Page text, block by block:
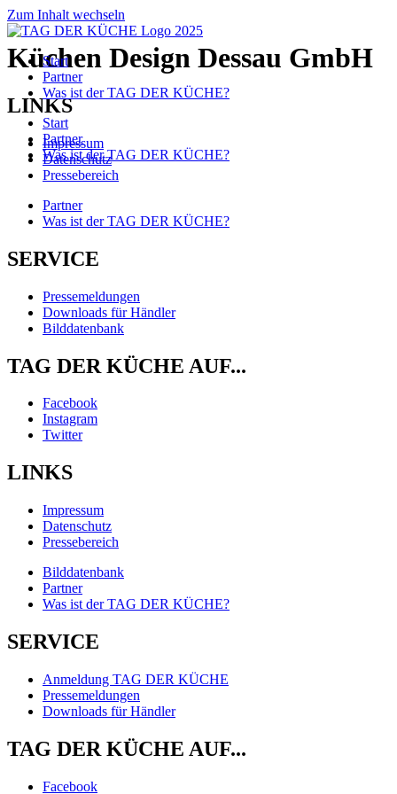
Zum Inhalt wechseln
Start
Partner
Was ist der TAG DER KÜCHE?
Start
Partner
Was ist der TAG DER KÜCHE?
Küchen Design Dessau GmbH
LINKS
Impressum
Datenschutz
Pressebereich
Partner
Was ist der TAG DER KÜCHE?
SERVICE
Pressemeldungen
Downloads für Händler
Bilddatenbank
TAG DER KÜCHE AUF...
Facebook
Instagram
Twitter
LINKS
Impressum
Datenschutz
Pressebereich
Bilddatenbank
Partner
Was ist der TAG DER KÜCHE?
SERVICE
Anmeldung TAG DER KÜCHE
Pressemeldungen
Downloads für Händler
TAG DER KÜCHE AUF...
Facebook